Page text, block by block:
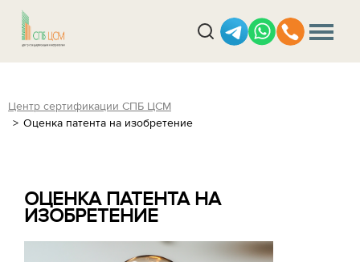
Центр сертификации СПБ ЦСМ
Оценка патента на изобретение
ОЦЕНКА ПАТЕНТА НА
ИЗОБРЕТЕНИЕ